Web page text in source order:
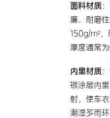
面料材质
廉、耐磨
150g/m²
厚度通常
内里材质
银涂层内
射，使车
潮湿多雨环